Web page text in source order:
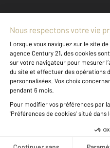
Mentions légales &
Données
Achat appartement